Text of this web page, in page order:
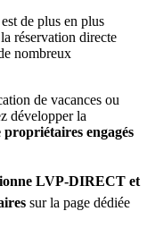
de plus en plus
réservation directe
nombreux
de vacances ou
développer la
engagés
LVP-DIRECT et
sur la page dédiée